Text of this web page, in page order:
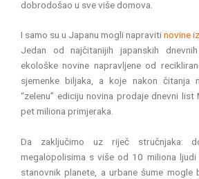
dobrodošao u sve više domova.
I samo su u Japanu mogli napravitinovine
Jedan od najčitanijih japanskih
ekološke novine napravljene od
sjemenke biljaka, a koje nakon čitanja
“zelenu” ediciju novina prodaje dnevni
pet miliona primjeraka.
Da zaključimo uz riječ stručnjaka:
megalopolisima s više od 10 miliona
stanovnik planete, a urbane šume